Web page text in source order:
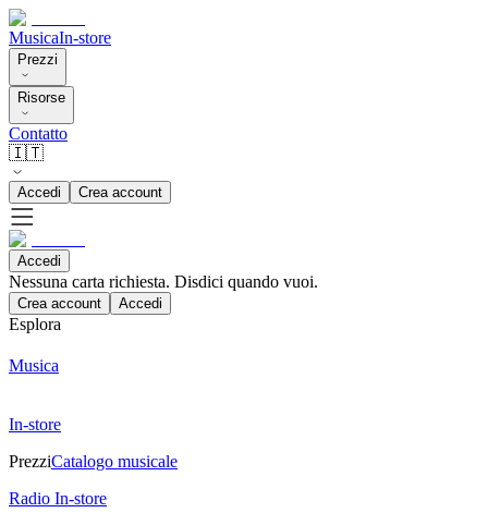
MusicaIn-store
Prezzi
Risorse
Contatto
🇮🇹
Accedi Crea account
Accedi
Nessuna carta richiesta. Disdici quando vuoi.
Crea account Accedi
Esplora
Musica
In-store
PrezziCatalogo musicale
Radio In-store